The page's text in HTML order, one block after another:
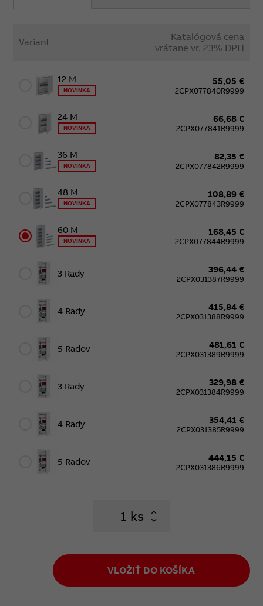
Variant
Katalógová cena
vrátane vr. 23% DPH
12 M
NOVINKA
55,05 €
2CPX077840R9999
24 M
NOVINKA
66,68 €
2CPX077841R9999
36 M
NOVINKA
82,35 €
2CPX077842R9999
48 M
NOVINKA
108,89 €
2CPX077843R9999
60 M
NOVINKA
168,45 €
2CPX077844R9999
3 Rady 396,44 €
2CPX031387R9999
4 Rady 415,84 €
2CPX031388R9999
5 Radov 481,61 €
2CPX031389R9999
3 Rady 329,98 €
2CPX031384R9999
4 Rady 354,41 €
2CPX031385R9999
5 Radov 444,15 €
2CPX031386R9999
ks
VLOŽIŤ DO KOŠÍKA